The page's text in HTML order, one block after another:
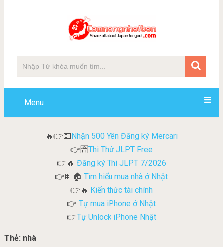
Menu
🔥👉💵Nhận 500 Yên Đăng ký Mercari
👉🈴Thi Thử JLPT Free
👉🔥 Đăng ký Thi JLPT 7/2026
👉💵🏠Tìm hiểu mua nhà ở Nhật
👉🔥 Kiến thức tài chính
👉 Tự mua iPhone ở Nhật
👉Tự Unlock iPhone Nhật
Thẻ: nhà